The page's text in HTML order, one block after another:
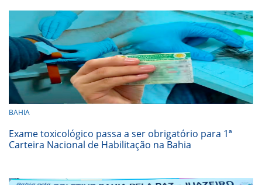
BAHIA
Exame toxicológico passa a ser obrigatório para 1ª
Carteira Nacional de Habilitação na Bahia